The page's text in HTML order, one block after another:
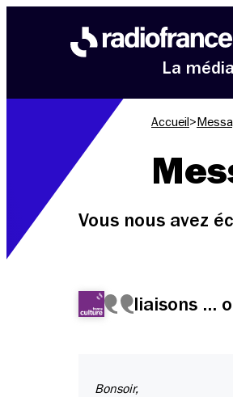
La
Accueil >
Vous nous avez
liaisons …
Bonsoir,